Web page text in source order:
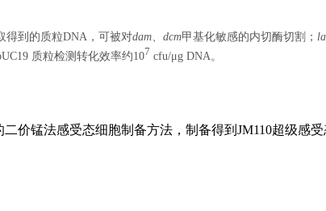
得到的质粒DNA，可被对dam、 dcm甲基化敏感的内切酶切割；
质粒检测转化效率约107 cfu/μg DNA。
锰法感受态细胞制备方法，制备得到JM110超级感